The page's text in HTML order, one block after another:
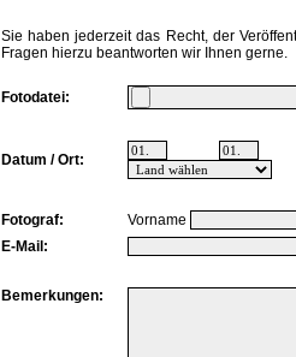
Sie haben jederzeit das Recht, der
Fragen hierzu beantworten wir Ihnen gerne.
Fotodatei:
Datum / Ort:
Fotograf: Vorname
E-Mail:
Bemerkungen: